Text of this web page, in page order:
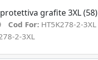
grafite 3XL (58)
Cod For: HT5K278-2-3XL
2-3XL